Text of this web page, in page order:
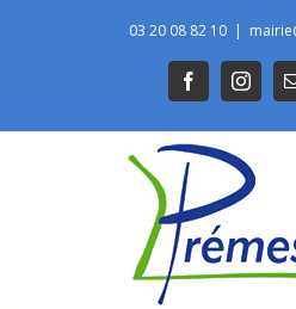
03 20 08 82 10 |
Facebook